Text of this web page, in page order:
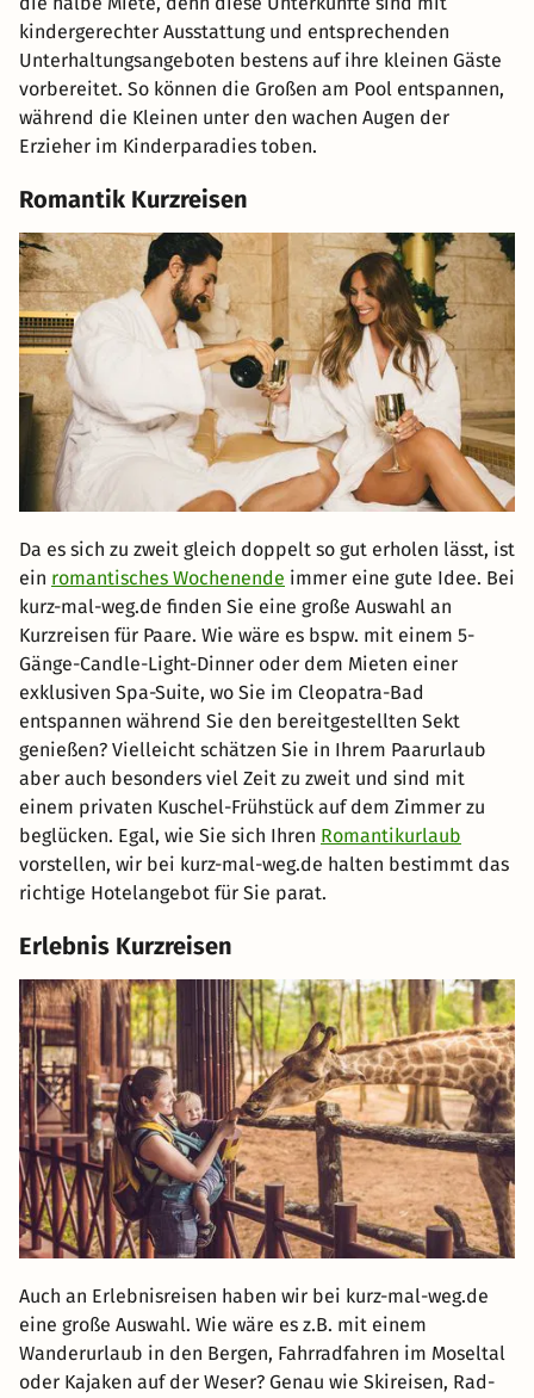
kindergerechter Ausstattung und entsprechenden
Unterhaltungsangeboten bestens auf ihre kleinen Gäste
vorbereitet. So können die Großen am Pool entspannen,
während die Kleinen unter den wachen Augen der
Erzieher im Kinderparadies toben.
Romantik Kurzreisen
Da es sich zu zweit gleich doppelt so gut erholen lässt, ist
ein romantisches Wochenende immer eine gute Idee. Bei
kurz-mal-weg.de finden Sie eine große Auswahl an
Kurzreisen für Paare. Wie wäre es bspw. mit einem 5-
Gänge-Candle-Light-Dinner oder dem Mieten einer
exklusiven Spa-Suite, wo Sie im Cleopatra-Bad
entspannen während Sie den bereitgestellten Sekt
genießen? Vielleicht schätzen Sie in Ihrem Paarurlaub
aber auch besonders viel Zeit zu zweit und sind mit
einem privaten Kuschel-Frühstück auf dem Zimmer zu
beglücken. Egal, wie Sie sich Ihren Romantikurlaub
vorstellen, wir bei kurz-mal-weg.de halten bestimmt das
richtige Hotelangebot für Sie parat.
Erlebnis Kurzreisen
Auch an Erlebnisreisen haben wir bei kurz-mal-weg.de
eine große Auswahl. Wie wäre es z.B. mit einem
Wanderurlaub in den Bergen, Fahrradfahren im Moseltal
oder Kajaken auf der Weser? Genau wie Skireisen, Rad-